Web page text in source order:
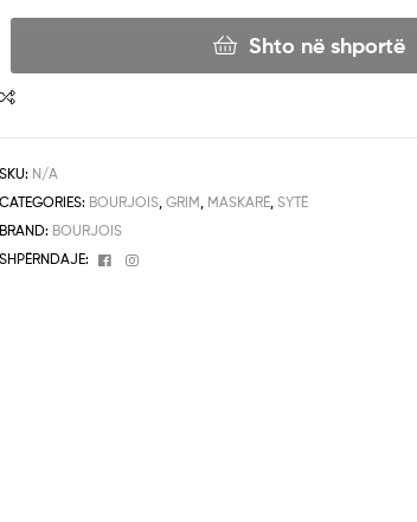
Shto në shportë
SKU: N/A
CATEGORIES: BOURJOIS ,GRIM MASKARË ,SYTË
BRAND: BOURJOIS
SHPËRNDAJE:
Facebook
Instagram